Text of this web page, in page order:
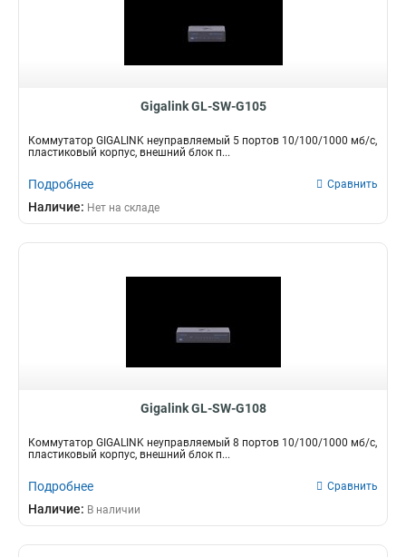
Gigalink GL-SW-G105
Коммутатор GIGALINK неуправляемый 5 портов 10/100/1000 мб/с,
пластиковый корпус, внешний блок п...
Подробнее Сравнить
Наличие: Нет на складе
Gigalink GL-SW-G108
Коммутатор GIGALINK неуправляемый 8 портов 10/100/1000 мб/с,
пластиковый корпус, внешний блок п...
Подробнее Сравнить
Наличие: В наличии